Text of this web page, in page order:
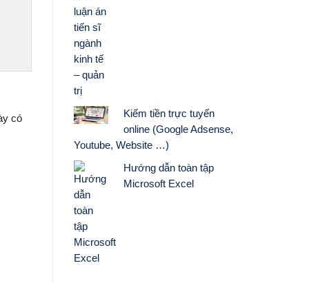
có
Kiếm tiền trực tuyến
online (Google Adsense,
Youtube, Website …)
Hướng dẫn toàn tập
Microsoft Excel